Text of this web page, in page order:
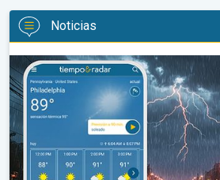
Noticias
La oleada de humedad provoca